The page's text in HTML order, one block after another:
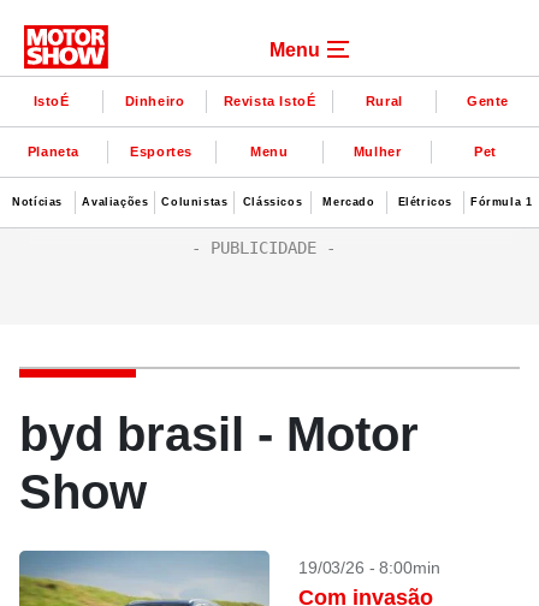
Menu
IstoÉ Dinheiro Revista IstoÉ Rural Gente
Planeta Esportes Menu Mulher Pet
Notícias Avaliações Colunistas Clássicos Mercado Elétricos Fórmula 1
byd brasil - Motor
Show
19/03/26 - 8:00min
Com invasão